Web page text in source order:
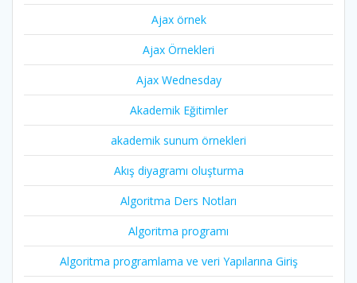
Ajax örnek
Ajax Örnekleri
Ajax Wednesday
Akademik Eğitimler
akademik sunum örnekleri
Akış diyagramı oluşturma
Algoritma Ders Notları
Algoritma programı
Algoritma programlama ve veri Yapılarına Giriş